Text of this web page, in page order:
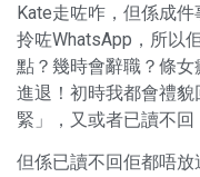
Kate走咗咋，但係成
拎咗WhatsApp，所以
點？幾時會辭職？條
進退！初時我都會禮
緊」，又或者已讀不回
但係已讀不回佢都唔